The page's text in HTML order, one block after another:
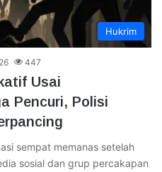
Hukrim
447
Usai
Pencuri, Polisi
sempat memanas setelah
sosial dan grup percakapan